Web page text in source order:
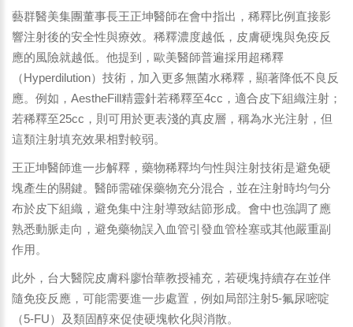
藝群醫美集團董事長王正坤醫師在會中指出，稀釋比例直接影
響注射後的安全性與療效。稀釋濃度越低，皮膚硬塊與免疫反
應的風險就越低。他提到，歐美醫師普遍採用超稀釋
（Hyperdilution）技術，加入更多無菌水稀釋，顯著降低不良反
應。例如，AestheFill精靈針若稀釋至4cc，適合皮下組織注射；
若稀釋至25cc，則可用於更表淺的真皮層，稱為水光注射，但
這類注射填充效果相對較弱。
王正坤醫師進一步解釋，藥物稀釋均勻性與注射技術是避免硬
塊產生的關鍵。醫師需確保藥物充分混合，並在注射時均勻分
布於皮下組織，避免集中注射導致結節形成。會中也強調了應
熟悉動脈走向，避免藥物誤入血管引發血管栓塞或其他嚴重副
作用。
此外，台大醫院皮膚科廖怡華教授補充，若硬塊持續存在並伴
隨免疫反應，可能需要進一步處置，例如局部注射5-氟尿嘧啶
（5-FU）及類固醇來促使硬塊軟化與消散。